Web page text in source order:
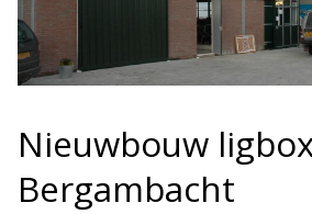
Nieuwbouw
Bergambacht